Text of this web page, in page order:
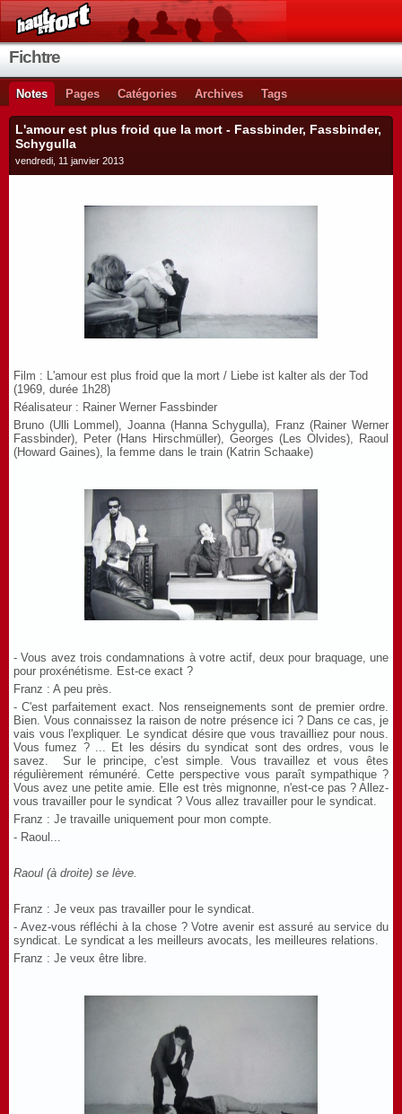
Fichtre
Notes Pages Catégories Archives Tags
L'amour est plus froid que la mort - Fassbinder, Fassbinder,
Schygulla
vendredi, 11 janvier 2013
Film : L'amour est plus froid que la mort / Liebe ist kalter als der Tod
(1969, durée 1h28)
Réalisateur : Rainer Werner Fassbinder
Bruno (Ulli Lommel), Joanna(Hanna Schygulla), Franz (Rainer Werner
Fassbinder), Peter (Hans Hirschmüller), Georges (Les Olvides), Raoul
(Howard Gaines), l a femme dans le train (Katrin Schaake)
- Vous avez trois condamnations à votre actif, deux pour braquage, une
pour proxénétisme. Est-ce exact ?
Franz : A peu près.
- C'est parfaitement exact. Nos renseignements sont de premier ordre.
Bien. Vous connaissez la raison de notre présence ici ? Dans ce cas, je
vais vous l'expliquer. Le syndicat désire que vous travailliez pour nous.
Vous fumez ? ... Et les désirs du syndicat sont des ordres, vous le
savez. Sur le principe, c'est simple. Vous travaillez et vous êtes
régulièrement rémunéré. Cette perspective vous paraît sympathique ?
Vous avez une petite amie. Elle est très mignonne, n'est-ce pas ? Allez-
vous travailler pour le syndicat ? Vous allez travailler pour le syndicat.
Franz : Je travaille uniquement pour mon compte.
- Raoul...
Raoul (à droite) se lève.
Franz : Je veux pas travailler pour le syndicat.
- Avez-vous réfléchi à la chose ? Votre avenir est assuré au service du
syndicat. Le syndicat a les meilleurs avocats, les meilleures relations.
Franz : Je veux être libre.